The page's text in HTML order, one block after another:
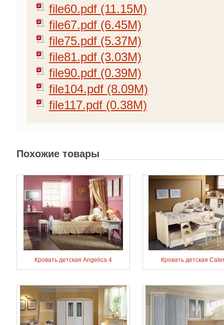
file60.pdf (11.15M)
file67.pdf (6.45M)
file75.pdf (5.37M)
file81.pdf (3.03M)
file90.pdf (0.39M)
file104.pdf (8.09M)
file117.pdf (0.38M)
Похожие товары
Кровать детская Angelica 4 Кровать детская